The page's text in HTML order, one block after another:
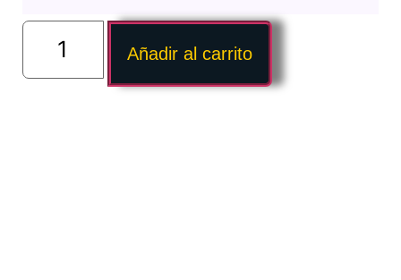
Añadir al carrito